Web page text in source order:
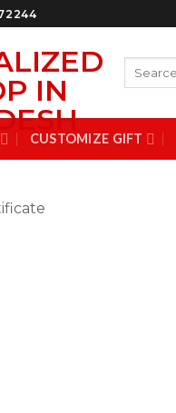
CUSTOMIZE GIFT